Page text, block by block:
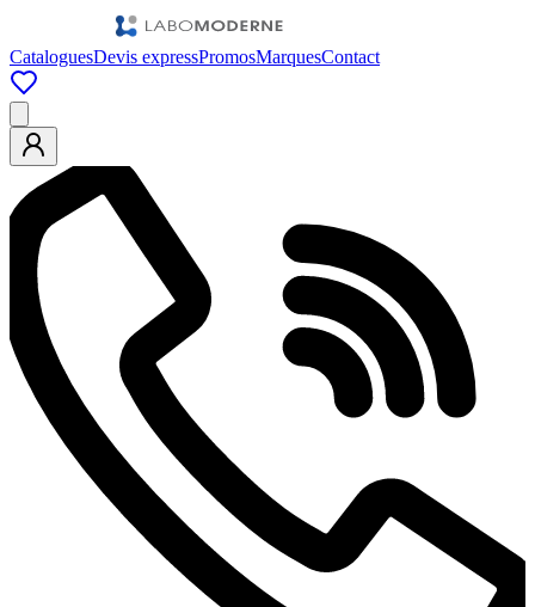
CataloguesDevis expressPromosMarquesContact